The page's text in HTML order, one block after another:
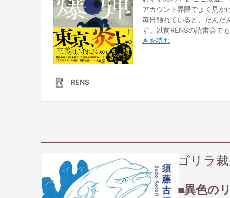
ゴリラ
■異色の